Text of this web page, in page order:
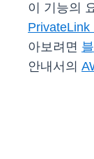
이 기능의
PrivateLink
아보려면
안내서의